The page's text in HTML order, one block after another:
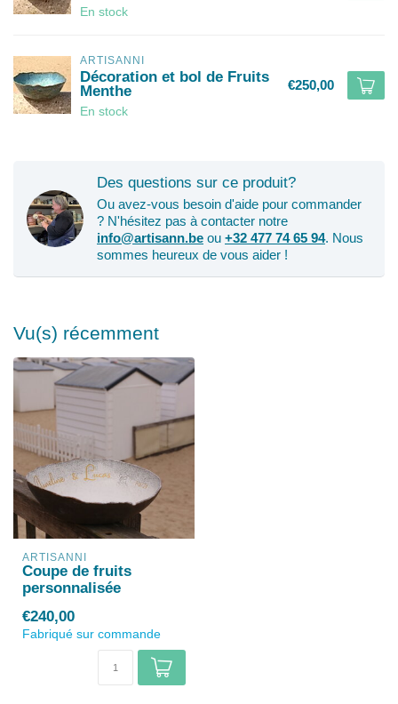
En stock
ARTISANNI
Décoration et bol de Fruits
Menthe
En stock
€250,00
Des questions sur ce produit?
Ou avez-vous besoin d'aide pour commander
? N'hésitez pas à contacter notre
info@artisann.be ou +32 477 74 65 94. Nous
sommes heureux de vous aider !
Vu(s) récemment
ARTISANNI
Coupe de fruits
personnalisée
€240,00
Fabriqué sur commande